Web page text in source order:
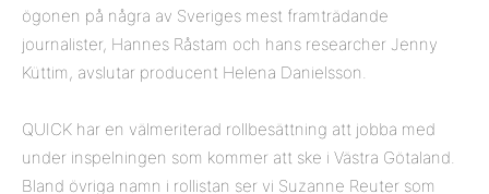
ögonen på några av Sveriges mest framträdande
journalister, Hannes Råstam och hans researcher Jenny
Küttim, avslutar producent Helena Danielsson.
QUICK har en välmeriterad rollbesättning att jobba med
under inspelningen som kommer att ske i Västra Götaland.
Bland övriga namn i rollistan ser vi Suzanne Reuter som